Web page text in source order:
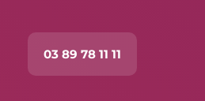
03 89 78 11 11